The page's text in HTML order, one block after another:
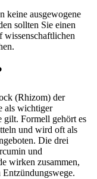
keine ausgewogene
sollten Sie einen
wissenschaftlichen
(Rhizom) der
als wichtiger
gilt. Formell gehört es
und wird oft als
Die drei
und
wirken zusammen,